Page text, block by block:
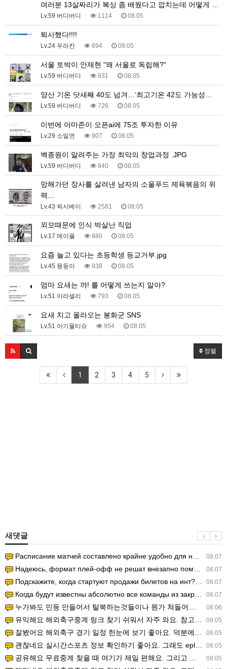
여러분 13살짜리가 복싱 좀 배웠다고 깝치는데 어떻게 …
Lv.59 버디버디 1114 08.05
퇴사했다!!!!
Lv.24 우라칸 694 08.05
서울 토박이 안재현 "왜 서울로 독립해?"
Lv.59 버디버디 831 08.05
양산 기온 닷새째 40도 넘겨…‘최고기온 42도 가능성…
Lv.59 버디버디 726 08.05
이번에 아마존이 오픈ai에 75조 투자한 이유
Lv.29 소밀면 907 08.05
백종원이 알려주는 가장 최악의 창업과정 .JPG
Lv.59 버디버디 840 08.05
망해가던 장사를 살려낸 남자의 소울푸드 제육볶음의 위
력…
Lv.43 픽시베이 2581 08.05
외모때문에 인식 박살난 직업
Lv.17 메이플 880 08.05
요즘 늘고 있다는 초등학생 등교거부.jpg
Lv.45 몽둥이 938 08.05
엄마 요새는 꺄! 를 어떻게 쓰는지 알아?
Lv.51 아라셀리 793 08.05
요새 치고 올라오는 봉화군 SNS
Lv.51 아기물티슈 954 08.05
정렬
1 2 3 4 5
새댓글
08.07
Расписание матчей составлено крайне удобно для нашего часово…
08.07
Надеюсь, формат плей-офф не решат внезапно поменять. https:/…
08.07
Подскажите, когда стартуют продажи билетов на инт? https://g…
08.07
Когда будут известны абсолютно все команды из закрытых квали…
08.06
누가봐도 민둥 만들어서 탈북하는것들이나 뭔가 쳐들어오는 낌새를 미리 알아차리기 위함이지 저걸 전쟁준비라고 하…
08.05
유익해요 해외축구중계 링크 찾기 쉬워서 자주 와요. 참고로 무료스포츠중계 정보 확인할 때 출처 꼭 체크해요.…
08.05
잘봤어요 해외축구 경기 일정 한눈에 보기 좋아요. 덕분에 epl중계 볼 때 공식 중계 채널 먼저 찾아봐요. …
08.05
괜찮네요 실시간스포츠 정보 확인하기 좋아요. 그래도 epl중계 볼 때 공식 중계 채널 먼저 찾아봐요. 북마크…
08.05
공유해요 무료중계 찾을 때 여기가 제일 편해요. 그리고 무료스포츠중계 정보 확인할 때 출처 꼭 체크해요. 앞…